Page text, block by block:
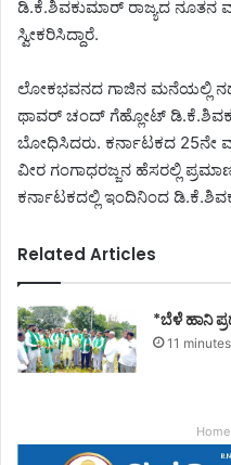
ಡಿ.ಕೆ.ಶಿವಕುಮಾರ್ ರಾಜ್ಯದ ನೂತನ
ಸ್ವೀಕರಿಸಿದ್ದಾರೆ.
ಲೋಕಭವನದ ಗಾಜಿನ ಮನೆಯಲ್ಲಿ
ಥಾವರ್ ಚಂದ್ ಗೆಹ್ಲೋಟ್
ಬೋಧಿಸಿದರು. ಕರ್ನಾಟಕದ 25ನೇ
ವೀರ ಗಂಗಾಧರಜ್ಜನ ಹೆಸರಲ್ಲಿ
ಕರ್ನಾಟಕದಲ್ಲಿ ಇಂದಿನಿಂದ
Related Articles
*ಬೆಳೆ ಹಾನಿ
11